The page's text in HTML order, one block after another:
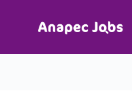
المحتوى